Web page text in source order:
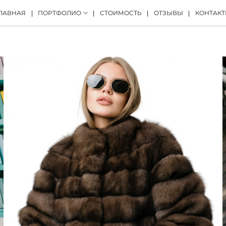
ПОРТФОЛИО СТОИМОСТЬ ОТЗЫВЫ